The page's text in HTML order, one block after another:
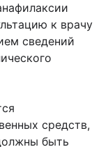
к врачу
сведений
средств,
быть